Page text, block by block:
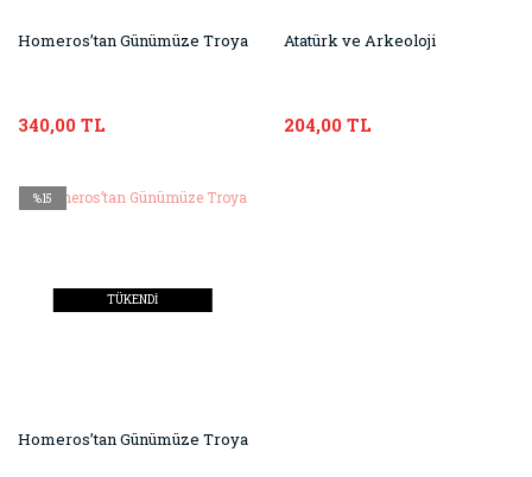
Homeros’tan Günümüze Troya
340,00 TL
Atatürk ve Arkeoloji
204,00 TL
%15
TÜKENDİ
Homeros’tan Günümüze Troya